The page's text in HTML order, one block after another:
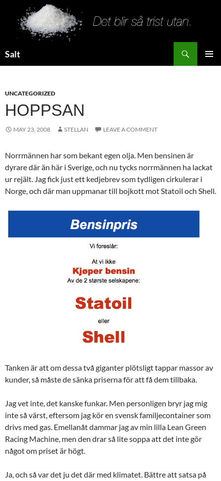
Salt
UNCATEGORIZED
HOPPSAN
MAY 23, 2008 STELLAN LEAVE A COMMENT
Norrmännen har som bekant egen olja. Men bensinen är
dyrare där än här i Sverige, och nu tycks norrmännen ha lackat
ur rejält. Jag fick just ett kedjebrev som tydligen cirkulerar i
Norge, och där man uppmanar till bojkott mot Statoil och Shell.
Tanken är att om dessa två giganter plötsligt tappar massor av
kunder, så måste de sänka priserna för att få dem tillbaka.
Jag vet inte, det kanske funkar. Men personligen bryr jag mig
inte så värst, eftersom jag kör en svensk familjecontainer som
drivs med gas. Emellanåt dammar jag av min lilla Lean Green
Racing Machine, men den drar så lite soppa att det inte gör
något om priset är högt.
Ja, och så var det ju det där med klimatet. Bättre att satsa på